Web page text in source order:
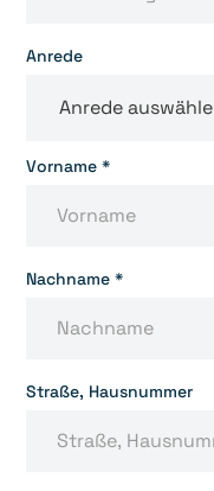
Anrede
Vorname *
Nachname *
Straße, Hausnummer